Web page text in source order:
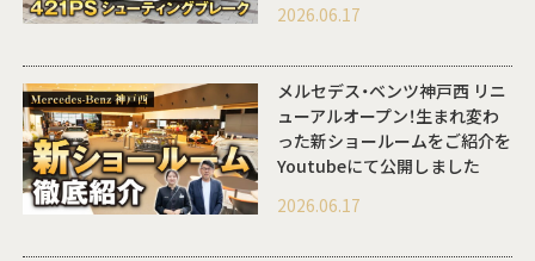
2026.06.17
メルセデス・ベンツ神戸西 リニ
ューアルオープン！生まれ変わ
った新ショールームをご紹介を
Youtubeにて公開しました
2026.06.17